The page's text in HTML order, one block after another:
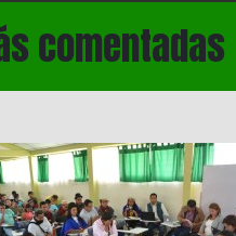
comentadas